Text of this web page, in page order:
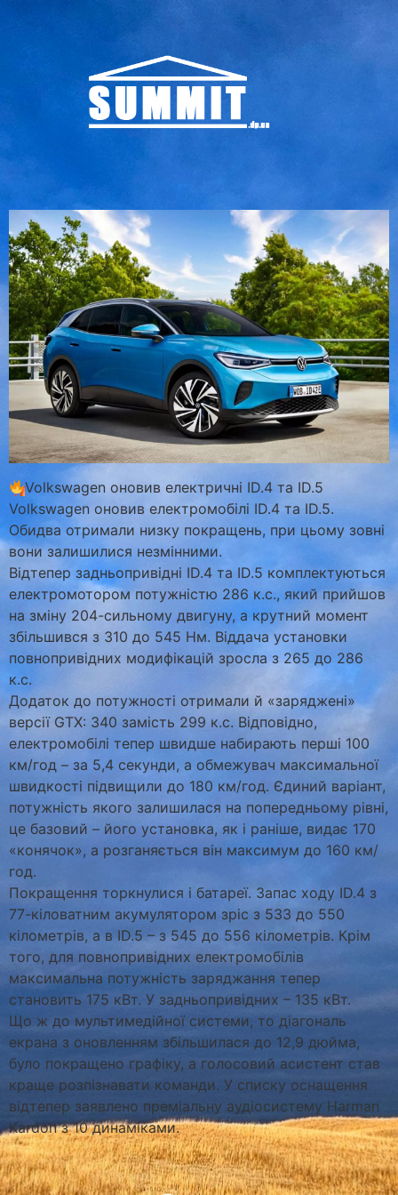
Volkswagen оновив електричні ID.4 та ID.5
Volkswagen оновив електромобілі ID.4 та ID.5.
Обидва отримали низку покращень, при цьому зовні
вони залишилися незмінними.
Відтепер задньопривідні ID.4 та ID.5 комплектуються
електромотором потужністю 286 к.с., який прийшов
на зміну 204-сильному двигуну, а крутний момент
збільшився з 310 до 545 Нм. Віддача установки
повнопривідних модифікацій зросла з 265 до 286
к.с.
Додаток до потужності отримали й «заряджені»
версії GTX: 340 замість 299 к.с. Відповідно,
електромобілі тепер швидше набирають перші 100
км/год – за 5,4 секунди, а обмежувач максимальної
швидкості підвищили до 180 км/год. Єдиний варіант,
потужність якого залишилася на попередньому рівні,
це базовий – його установка, як і раніше, видає 170
«конячок», а розганяється він максимум до 160 км/
год.
Покращення торкнулися і батареї. Запас ходу ID.4 з
77-кіловатним акумулятором зріс з 533 до 550
кілометрів, а в ID.5 – з 545 до 556 кілометрів. Крім
того, для повнопривідних електромобілів
максимальна потужність заряджання тепер
становить 175 кВт. У задньопривідних – 135 кВт.
Що ж до мультимедійної системи, то діагональ
екрана з оновленням збільшилася до 12,9 дюйма,
було покращено графіку, а голосовий асистент став
краще розпізнавати команди. У списку оснащення
відтепер заявлено преміальну аудіосистему Harman
Kardon з 10 динаміками.